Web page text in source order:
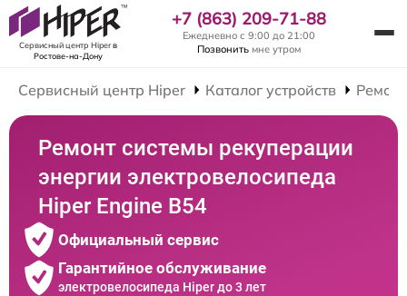
Сервисный центр Hiperв
Ростове-на-Дону
+7 (863) 209-71-88
Ежедневно с 9:00 до 21:00
Позвонить мне утром
Сервисный центр Hiper Каталог устройств
Ремонт системы рекуперации
энергии электровелосипеда
Hiper Engine B54
Официальный сервис
Гарантийное обслуживание
электровелосипеда Hiper до 3 лет